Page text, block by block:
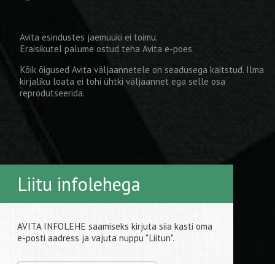
Avita esindustes jaemüüki ei toimu.
Eraisikutel palume ostud teha Avita e-poes.
Kõik õigused Avita väljaannetele on seadusega kaitstud. Ilma
kirjaliku loata ei tohi ühtki väljaannet ega selle osa
reprodutseerida.
Liitu infolehega
AVITA INFOLEHE saamiseks kirjuta siia kasti oma
e-posti aadress ja vajuta nuppu "Liitun".